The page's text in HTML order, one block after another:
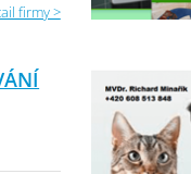
firmy >